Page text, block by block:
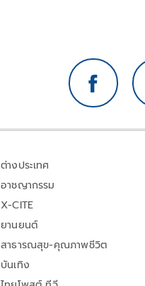
ต่างประเทศ
อาชญากรรม
X-CITE
ยานยนต์
สาธารณสุข-คุณภาพชีวิต
บันเทิง